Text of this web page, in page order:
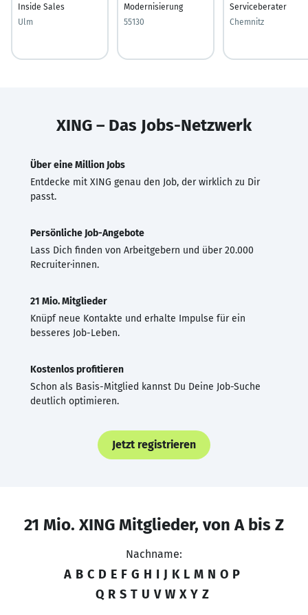
Inside Sales
Ulm
Modernisierung
55130
Serviceberater
Chemnitz
XING – Das Jobs-Netzwerk
Über eine Million Jobs
Entdecke mit XING genau den Job, der wirklich zu Dir
passt.
Persönliche Job-Angebote
Lass Dich finden von Arbeitgebern und über 20.000
Recruiter·innen.
21 Mio. Mitglieder
Knüpf neue Kontakte und erhalte Impulse für ein
besseres Job-Leben.
Kostenlos profitieren
Schon als Basis-Mitglied kannst Du Deine Job-Suche
deutlich optimieren.
Jetzt registrieren
21 Mio. XING Mitglieder, von A bis Z
Nachname:
A B C D E F G H I J K L M N O P
Q R S T U V W X Y Z